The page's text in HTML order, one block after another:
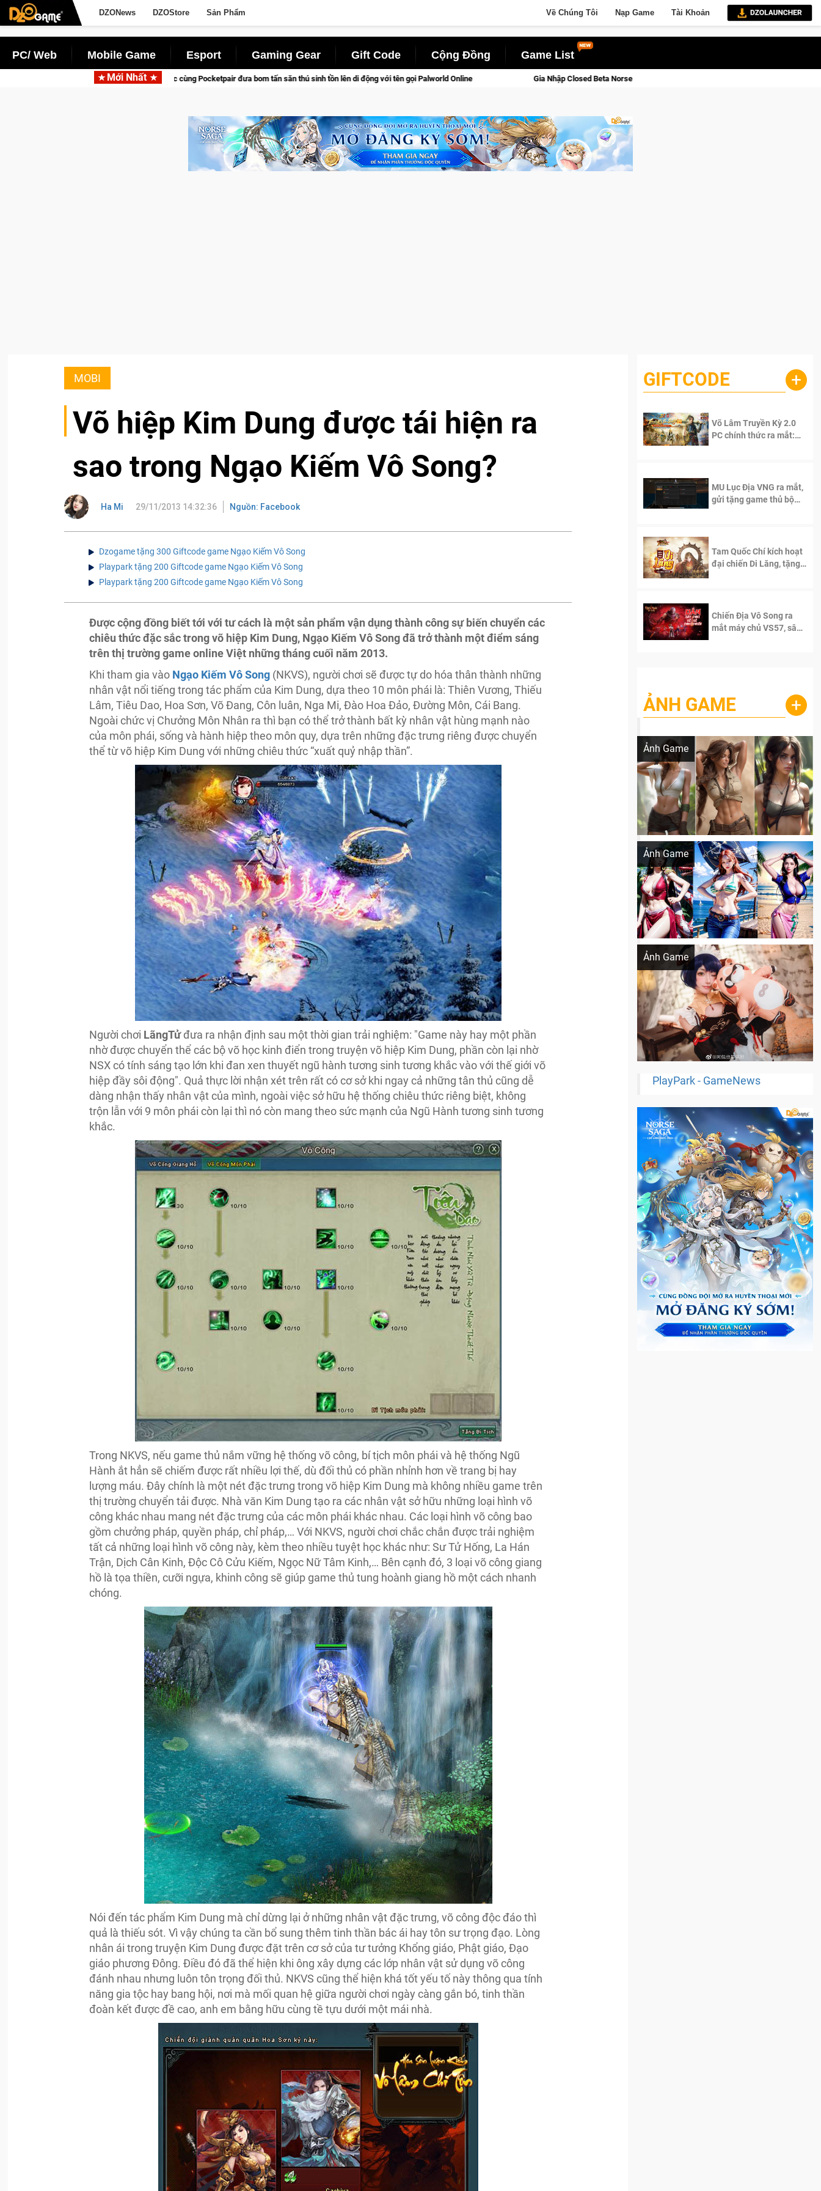
DZONews DZOStore Sản Phẩm Về Chúng Tôi Nạp Game Tài Khoản
PC/ Web Mobile Game Esport Gaming Gear Gift Code Cộng Đồng Game List
Mới Nhất
Garena hợp tác cùng Pocketpair đưa bom tấn săn thú sinh tồn lên di động với tên gọi Palworld Online Gia Nhập Closed Beta Norse Saga: Cửu Giới Thức Tỉnh, Săn DJI Osmo Pocket 3 Ngay Hôm Nay
MOBI
Võ hiệp Kim Dung được tái hiện ra
sao trong Ngạo Kiếm Vô Song?
Ha Mi 29/11/2013 14:32:36 Nguồn: Facebook
Dzogame tặng 300 Giftcode game Ngạo Kiếm Vô Song
Playpark tặng 200 Giftcode game Ngạo Kiếm Vô Song
Playpark tặng 200 Giftcode game Ngạo Kiếm Vô Song
Được cộng đồng biết tới với tư cách là một sản phẩm vận dụng thành công sự biến chuyển các
chiêu thức đặc sắc trong võ hiệp Kim Dung, Ngạo Kiếm Vô Song đã trở thành một điểm sáng
trên thị trường game online Việt những tháng cuối năm 2013.
Khi tham gia vào Ngạo Kiếm Vô Song (NKVS), người chơi sẽ được tự do hóa thân thành những
nhân vật nổi tiếng trong tác phẩm của Kim Dung, dựa theo 10 môn phái là: Thiên Vương, Thiếu
Lâm, Tiêu Dao, Hoa Sơn, Võ Đang, Côn luân, Nga Mi, Đào Hoa Đảo, Đường Môn, Cái Bang.
Ngoài chức vị Chưởng Môn Nhân ra thì bạn có thể trở thành bất kỳ nhân vật hùng mạnh nào
của môn phái, sống và hành hiệp theo môn quy, dựa trên những đặc trưng riêng được chuyển
thể từ võ hiệp Kim Dung với những chiêu thức “xuất quỷ nhập thần”.
Người chơi LãngTửđưa ra nhận định sau một thời gian trải nghiệm: "Game này hay một phần
nhờ được chuyển thể các bộ võ học kinh điển trong truyện võ hiệp Kim Dung, phần còn lại nhờ
NSX có tính sáng tạo lớn khi đan xen thuyết ngũ hành tương sinh tương khắc vào với thế giới võ
hiệp đầy sôi động". Quả thực lời nhận xét trên rất có cơ sở khi ngay cả những tân thủ cũng dễ
dàng nhận thấy nhân vật của mình, ngoài việc sở hữu hệ thống chiêu thức riêng biệt, không
trộn lẫn với 9 môn phái còn lại thì nó còn mang theo sức mạnh của Ngũ Hành tương sinh tương
khắc.
Trong NKVS, nếu game thủ nắm vững hệ thống võ công, bí tịch môn phái và hệ thống Ngũ
Hành ắt hẳn sẽ chiếm được rất nhiều lợi thế, dù đối thủ có phần nhỉnh hơn về trang bị hay
lượng máu. Đây chính là một nét đặc trưng trong võ hiệp Kim Dung mà không nhiều game trên
thị trường chuyển tải được. Nhà văn Kim Dung tạo ra các nhân vật sở hữu những loại hình võ
công khác nhau mang nét đặc trưng của các môn phái khác nhau. Các loại hình võ công bao
gồm chưởng pháp, quyền pháp, chỉ pháp,… Với NKVS, người chơi chắc chắn được trải nghiệm
tất cả những loại hình võ công này, kèm theo nhiều tuyệt học khác như: Sư Tử Hống, La Hán
Trận, Dịch Cân Kinh, Độc Cô Cửu Kiếm, Ngọc Nữ Tâm Kinh,… Bên cạnh đó, 3 loại võ công giang
hồ là tọa thiền, cưỡi ngựa, khinh công sẽ giúp game thủ tung hoành giang hồ một cách nhanh
chóng.
Nói đến tác phẩm Kim Dung mà chỉ dừng lại ở những nhân vật đặc trưng, võ công độc đáo thì
quả là thiếu sót. Vì vậy chúng ta cần bổ sung thêm tinh thần bác ái hay tôn sư trọng đạo. Lòng
nhân ái trong truyện Kim Dung được đặt trên cơ sở của tư tưởng Khổng giáo, Phật giáo, Đạo
giáo phương Đông. Điều đó đã thể hiện khi ông xây dựng các lớp nhân vật sử dụng võ công
đánh nhau nhưng luôn tôn trọng đối thủ. NKVS cũng thể hiện khá tốt yếu tố này thông qua tính
năng gia tộc hay bang hội, nơi mà mối quan hệ giữa người chơi ngày càng gắn bó, tinh thần
đoàn kết được đề cao, anh em bằng hữu cùng tề tựu dưới một mái nhà.
GIFTCODE +
Võ Lâm Truyền Kỳ 2.0
PC chính thức ra mắt:
MU Lục Địa VNG ra mắt,
gửi tặng game thủ bộ
Tam Quốc Chí kích hoạt
đại chiến Di Lăng, tặng
Chiến Địa Vô Song ra
mắt máy chủ VS57, sân
ẢNH GAME +
Ảnh Game
Lala Croft vừa nóng vừa xinh dưới nét vẽ
Ảnh Game
Khi AI Cosplay gái đẹp One Piece
Ảnh Game
Cosplay Xiangling siêu cute
PlayPark - GameNews